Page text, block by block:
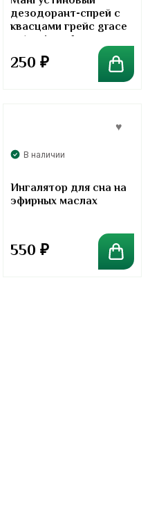
дезодорант-спрей с
квасцами грейс grace
potassium alum
250 ₽
В наличии
Ингалятор для сна на
эфирных маслах
550 ₽